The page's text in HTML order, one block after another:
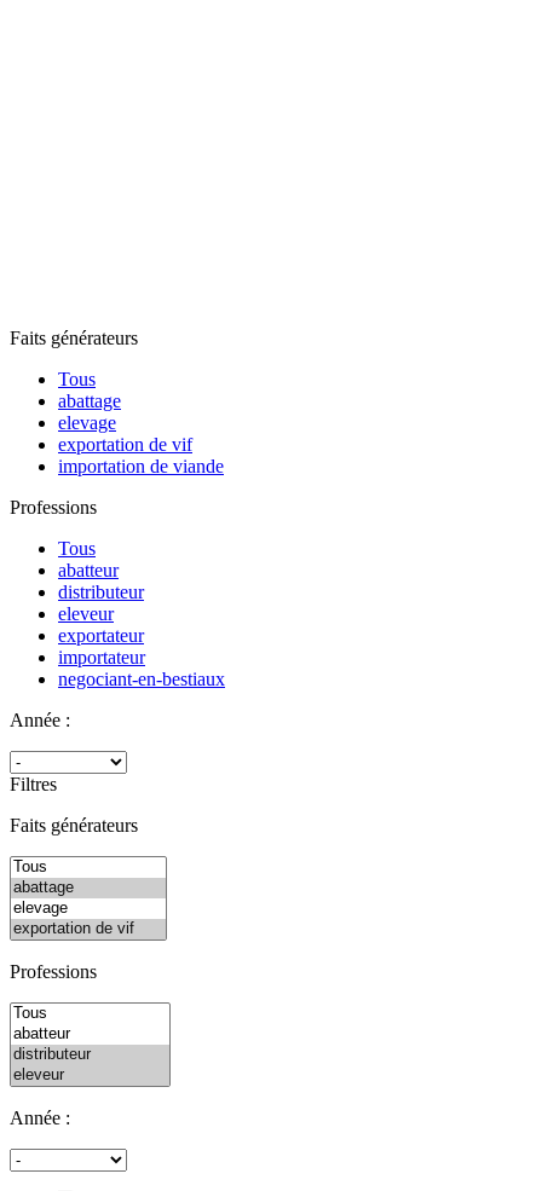
Faits générateurs
Tous
abattage
elevage
exportation de vif
importation de viande
Professions
Tous
abatteur
distributeur
eleveur
exportateur
importateur
negociant-en-bestiaux
Année :
Filtres
Faits générateurs
Professions
Année :